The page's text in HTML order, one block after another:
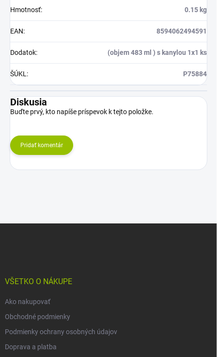
Hmotnosť: 0.15 kg
EAN: 8594062494591
Dodatok: (objem 483 ml ) s kanylou 1x1 ks
ŠÚKL : P75884
Diskusia
Buďte prvý, kto napíše príspevok k tejto položke.
Pridať komentár
VŠETKO O NÁKUPE
Ako nakupovať
Obchodné podmienky
Podmienky ochrany osobných údajov
Doprava a platba